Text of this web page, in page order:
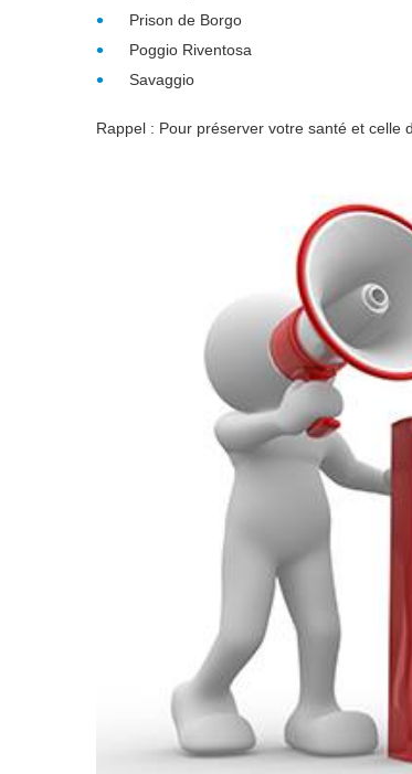
Prison de Borgo
Poggio Riventosa
Savaggio
Rappel : Pour préserver votre santé et celle